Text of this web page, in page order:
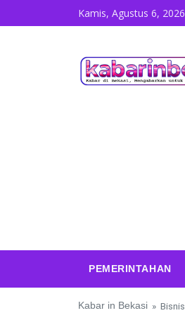
Skip to contentKamis, Agustus 6, 2026
PEMERINTAHAN
Kabar in Bekasi » Bisnis